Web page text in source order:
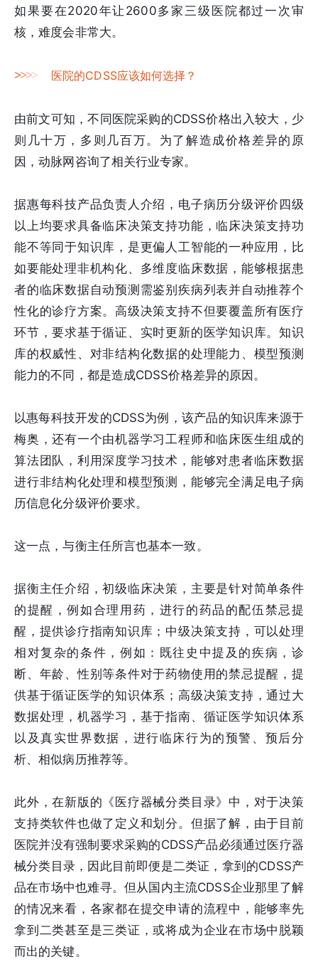
如果要在2020年让2600多家三级医院都过一次审
核，难度会非常大。
>>>> 医院的CDSS应该如何选择？
由前文可知，不同医院采购的CDSS价格出入较大，少
则几十万，多则几百万。为了解造成价格差异的原
因，动脉网咨询了相关行业专家。
据惠每科技产品负责人介绍，电子病历分级评价四级
以上均要求具备临床决策支持功能，临床决策支持功
能不等同于知识库，是更偏人工智能的一种应用，比
如要能处理非机构化、多维度临床数据，能够根据患
者的临床数据自动预测需鉴别疾病列表并自动推荐个
性化的诊疗方案。高级决策支持不但要覆盖所有医疗
环节，要求基于循证、实时更新的医学知识库。知识
库的权威性、对非结构化数据的处理能力、模型预测
能力的不同，都是造成CDSS价格差异的原因。
以惠每科技开发的CDSS为例，该产品的知识库来源于
梅奥，还有一个由机器学习工程师和临床医生组成的
算法团队，利用深度学习技术，能够对患者临床数据
进行非结构化处理和模型预测，能够完全满足电子病
历信息化分级评价要求。
这一点，与衡主任所言也基本一致。
据衡主任介绍，初级临床决策，主要是针对简单条件
的提醒，例如合理用药，进行的药品的配伍禁忌提
醒，提供诊疗指南知识库；中级决策支持，可以处理
相对复杂的条件，例如：既往史中提及的疾病，诊
断、年龄、性别等条件对于药物使用的禁忌提醒，提
供基于循证医学的知识体系；高级决策支持，通过大
数据处理，机器学习，基于指南、循证医学知识体系
以及真实世界数据，进行临床行为的预警、预后分
析、相似病历推荐等。
此外，在新版的《医疗器械分类目录》中，对于决策
支持类软件也做了定义和划分。但据了解，由于目前
医院并没有强制要求采购的CDSS产品必须通过医疗器
械分类目录，因此目前即便是二类证，拿到的CDSS产
品在市场中也难寻。但从国内主流CDSS企业那里了解
的情况来看，各家都在提交申请的流程中，能够率先
拿到二类甚至是三类证，或将成为企业在市场中脱颖
而出的关键。